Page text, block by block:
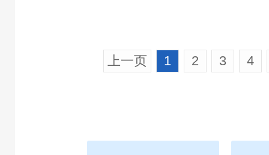
上一页 1 2 3 4